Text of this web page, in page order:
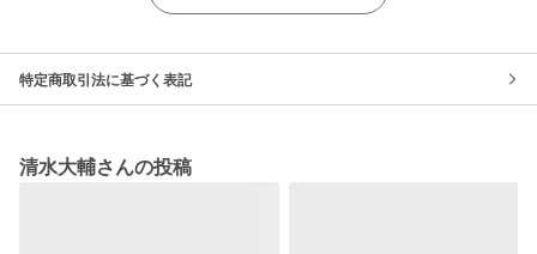
特定商取引法に基づく表記
清水大輔さんの投稿